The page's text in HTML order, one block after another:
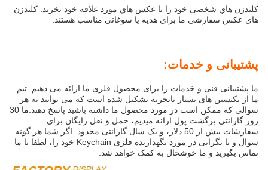
کليدزن هاي شخصی خود را با عکس هاي مورد علاقه خود بخريد. کليدزن
هاي عکس سفارشي ما براي هديه يا سوغاتي مناسب هستند.
پشتیبانی و خدمات:
ما پشتیبانی فنی و خدمات را برای محصول فلزی ما ارائه می دهیم. تیم
ما از تکنسین های بسیار باتجربه تشکیل شده است که می توانند به هر
سوالی که ممکن است در مورد محصول ما داشته باشید پاسخ دهند.ما 30
روز گارانتي برگشت پول ارائه ميديم، حمل و نقل رایگان برای
سفارشات بیش از 50 دلار، و یک سال گارانتی محدود. اگر شما هر گونه
سوال و یا نگرانی در مورد نگهدارنده فلزی Keychain خود را، لطفا با ما
تماس بگیرید و ما خوشحال به کمک خواهد شد.